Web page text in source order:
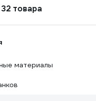
товара
материалы